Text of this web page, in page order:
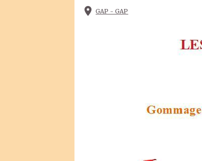
GAP - GAP